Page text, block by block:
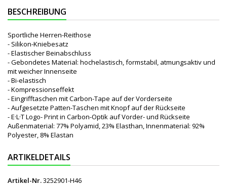
BESCHREIBUNG
Sportliche Herren-Reithose
- Silikon-Kniebesatz
- Elastischer Beinabschluss
- Gebondetes Material: hochelastisch, formstabil, atmungsaktiv und
mit weicher Innenseite
- Bi-elastisch
- Kompressionseffekt
- Eingrifftaschen mit Carbon-Tape auf der Vorderseite
- Aufgesetzte Patten-Taschen mit Knopf auf der Rückseite
- E·L·T Logo- Print in Carbon-Optik auf Vorder- und Rückseite
Außenmaterial: 77% Polyamid, 23% Elasthan, Innenmaterial: 92%
Polyester, 8% Elastan
ARTIKELDETAILS
Artikel-Nr.3252901-H46